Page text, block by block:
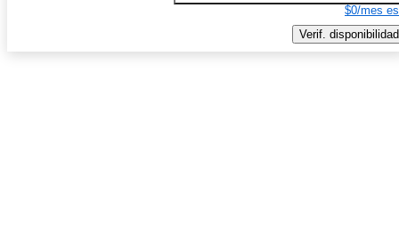
$0/mes
Verif. disponibilidad